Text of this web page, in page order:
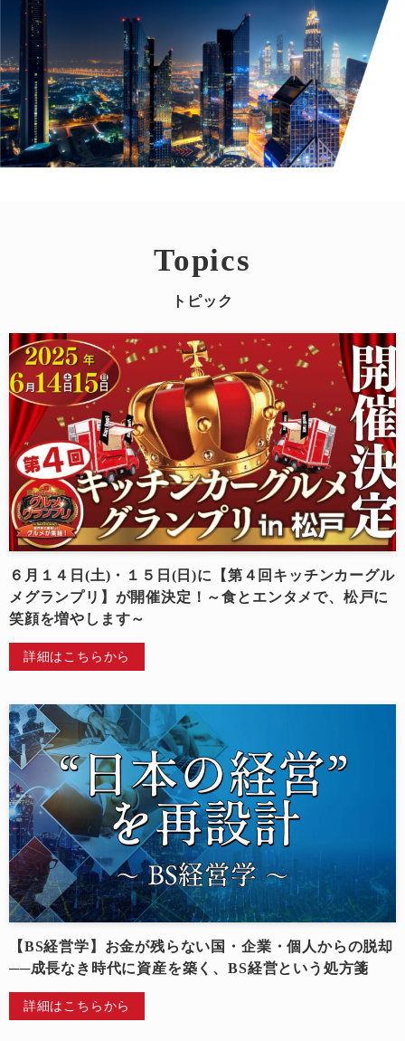
Topics
トピック
６月１４日(土)・１５日(日)に【第４回キッチンカーグル
メグランプリ】が開催決定！～食とエンタメで、松戸に
笑顔を増やします～
詳細はこちらから
【BS経営学】お金が残らない国・企業・個人からの脱却
──成長なき時代に資産を築く、BS経営という処方箋
詳細はこちらから